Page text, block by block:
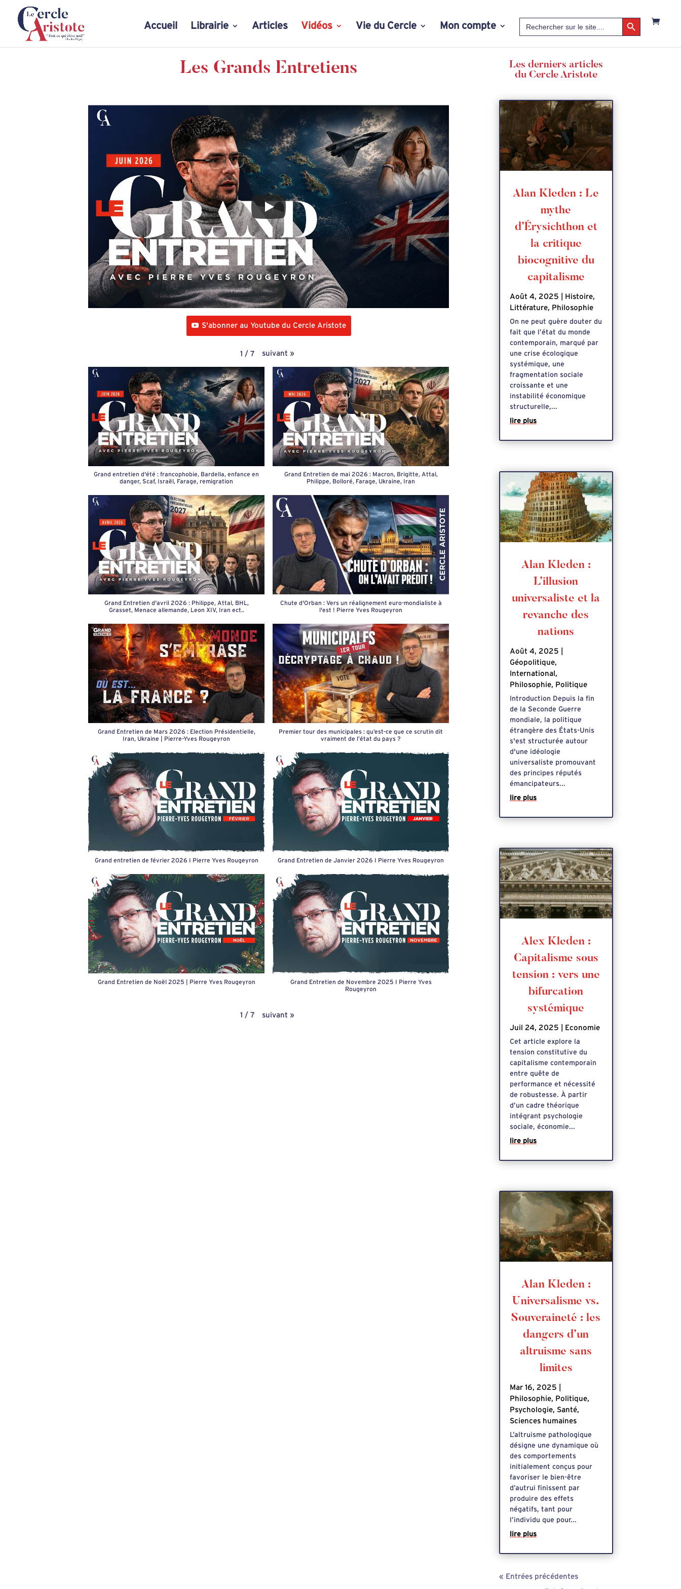
Accueil Librairie Articles Vidéos Vie du Cercle Mon compte
for:
Search Button
Les Grands Entretiens
S'abonner au Youtube du Cercle Aristote
1 / 7 suivant »
Grand entretien d'été : francophobie, Bardella, enfance en
danger, Scaf, Israël, Farage, remigration
Grand Entretien de mai 2026 : Macron, Brigitte, Attal,
Philippe, Bolloré, Farage, Ukraine, Iran
Grand Entretien d'avril 2026 : Philippe, Attal, BHL,
Grasset, Menace allemande, Leon XIV, Iran ect..
Chute d'Orban : Vers un réalignement euro-mondialiste à
l'est ! Pierre Yves Rougeyron
Grand Entretien de Mars 2026 : Election Présidentielle,
Iran, Ukraine | Pierre-Yves Rougeyron
Premier tour des municipales : qu’est-ce que ce scrutin dit
vraiment de l’état du pays ?
Grand entretien de février 2026 I Pierre Yves Rougeyron Grand Entretien de Janvier 2026 I Pierre Yves Rougeyron
Grand Entretien de Noël 2025 | Pierre Yves Rougeyron
Grand Entretien de Novembre 2025 I Pierre Yves
Rougeyron
1 / 7 suivant »
Les derniers articles
du Cercle Aristote
Alan Kleden : Le
mythe
d’Érysichthon et
la critique
biocognitive du
capitalisme
Août 4, 2025 Histoire,
Littérature, Philosophie
On ne peut guère douter du
fait que l’état du monde
contemporain, marqué par
une crise écologique
systémique, une
fragmentation sociale
croissante et une
instabilité économique
structurelle,...
lire plus
Alan Kleden :
L’illusion
universaliste et la
revanche des
nations
Août 4, 2025
Géopolitique,
International,
Philosophie, Politique
Introduction Depuis la fin
de la Seconde Guerre
mondiale, la politique
étrangère des États-Unis
s'est structurée autour
d'une idéologie
universaliste promouvant
des principes réputés
émancipateurs...
lire plus
Alex Kleden :
Capitalisme sous
tension : vers une
bifurcation
systémique
Juil 24, 2025 Economie
Cet article explore la
tension constitutive du
capitalisme contemporain
entre quête de
performance et nécessité
de robustesse. À partir
d’un cadre théorique
intégrant psychologie
sociale, économie...
lire plus
Alan Kleden :
Universalisme vs.
Souveraineté : les
dangers d’un
altruisme sans
limites
Mar 16, 2025
Philosophie, Politique,
Psychologie, Santé,
Sciences humaines
L’altruisme pathologique
désigne une dynamique où
des comportements
initialement conçus pour
favoriser le bien-être
d’autrui finissent par
produire des effets
négatifs, tant pour
l’individu que pour...
lire plus
« Entrées précédentes